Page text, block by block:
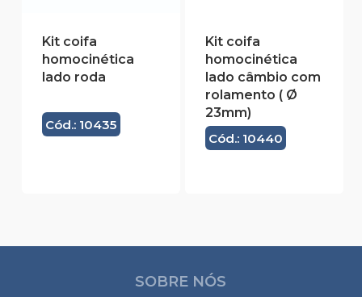
Kit coifa
homocinética
lado roda
Cód.: 10435
Kit coifa
homocinética
lado câmbio com
rolamento ( Ø
23mm)
Cód.: 10440
SOBRE NÓS